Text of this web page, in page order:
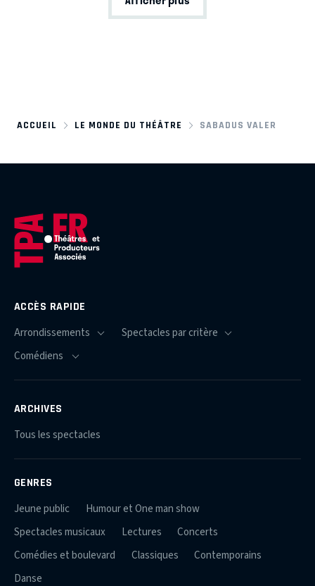
ACCUEIL LE MONDE DU THÉÂTRE SABADUS VALER
ACCÈS RAPIDE
ARCHIVES
Tous les spectacles
GENRES
Jeune public
Humour et One man show
Spectacles musicaux
Lectures
Concerts
Comédies et boulevard
Classiques
Contemporains
Danse